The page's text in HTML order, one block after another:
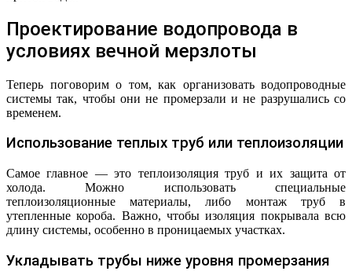
Проектирование водопровода в
условиях вечной мерзлоты
Теперь поговорим о том, как организовать водопроводные
системы так, чтобы они не промерзали и не разрушались со
временем.
Использование теплых труб или теплоизоляции
Самое главное — это теплоизоляция труб и их защита от
холода. Можно использовать специальные
теплоизоляционные материалы, либо монтаж труб в
утепленные короба. Важно, чтобы изоляция покрывала всю
длину системы, особенно в проницаемых участках.
Укладывать трубы ниже уровня промерзания